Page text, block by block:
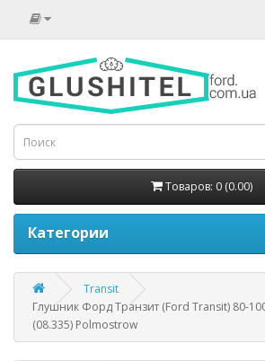
Товаров: 0 (0.00)
Категории
Transit
Глушник Форд Транзит (Ford Transit) 80-
(08.335) Polmostrow